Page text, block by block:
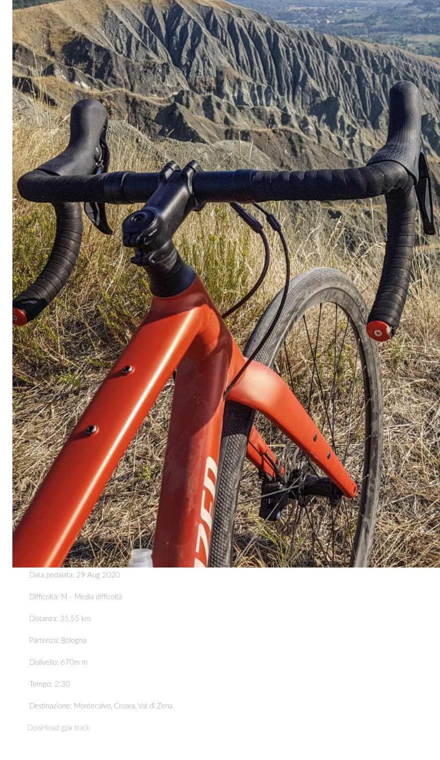
Data pedalata: 29 Aug 2020
Difficoltà: M - Media difficoltà
Distanza: 35.55 km
Partenza: Bologna
Dislivello: 670m m
Tempo: 2:30
Destinazione: Montecalvo, Croara, Val di Zena
Download gpx track